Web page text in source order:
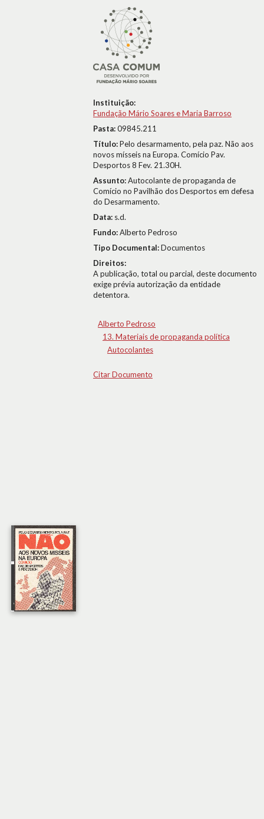
Instituição:
Fundação Mário Soares e Maria Barroso
Pasta:09845.211
Título:Pelo desarmamento, pela paz. Não aos
novos mísseis na Europa. Comício Pav.
Desportos 8 Fev. 21.30H.
Assunto:Autocolante de propaganda de
Comício no Pavilhão dos Desportos em defesa
do Desarmamento.
Data: s.d.
Fundo:Alberto Pedroso
Tipo Documental:Documentos
Direitos:
A publicação, total ou parcial, deste documento
exige prévia autorização da entidade
detentora.
Alberto Pedroso
13. Materiais de propaganda política
Autocolantes
Citar Documento